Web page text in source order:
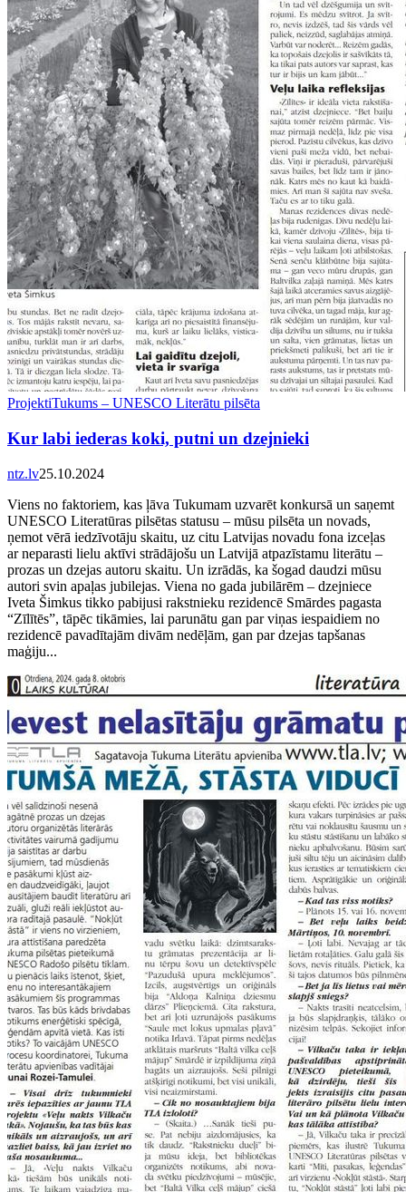
ProjektiTukums – UNESCO Literātu pilsēta
Kur labi iederas koki, putni un dzejnieki
ntz.lv25.10.2024
Viens no faktoriem, kas ļāva Tukumam uzvarēt konkursā un saņemt
UNESCO Literatūras pilsētas statusu – mūsu pilsēta un novads,
ņemot vērā iedzīvotāju skaitu, uz citu Latvijas novadu fona izceļas
ar neparasti lielu aktīvi strādājošu un Latvijā atpazīstamu literātu –
prozas un dzejas autoru skaitu. Un izrādās, ka šogad daudzi mūsu
autori svin apaļas jubilejas. Viena no gada jubilārēm – dzejniece
Iveta Šimkus tikko pabijusi rakstnieku rezidencē Smārdes pagasta
“Zīlītēs”, tāpēc tikāmies, lai parunātu gan par viņas iespaidiem no
rezidencē pavadītajām divām nedēļām, gan par dzejas tapšanas
maģiju...